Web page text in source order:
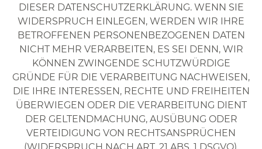
DIESER DATENSCHUTZERKLÄRUNG. WENN SIE
WIDERSPRUCH EINLEGEN, WERDEN WIR IHRE
BETROFFENEN PERSONENBEZOGENEN DATEN
NICHT MEHR VERARBEITEN, ES SEI DENN, WIR
KÖNNEN ZWINGENDE SCHUTZWÜRDIGE
GRÜNDE FÜR DIE VERARBEITUNG NACHWEISEN,
DIE IHRE INTERESSEN, RECHTE UND FREIHEITEN
ÜBERWIEGEN ODER DIE VERARBEITUNG DIENT
DER GELTENDMACHUNG, AUSÜBUNG ODER
VERTEIDIGUNG VON RECHTSANSPRÜCHEN